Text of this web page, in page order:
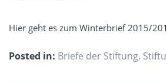
Hier geht es zum Winterbrief 2015/
Posted in: Briefe der Stiftung,